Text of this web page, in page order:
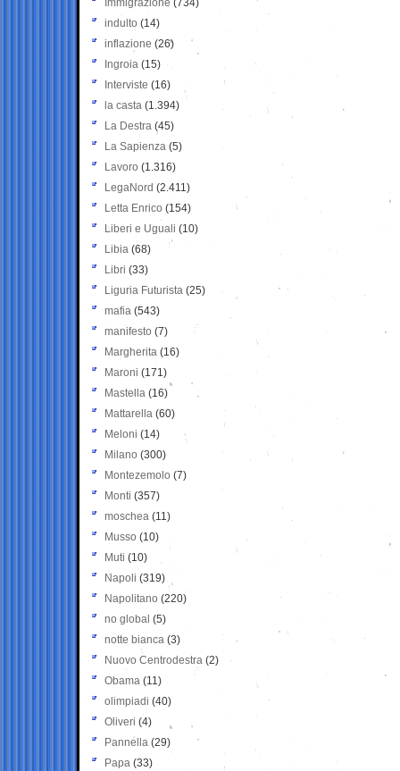
Immigrazione (734)
indulto (14)
inflazione (26)
Ingroia (15)
Interviste (16)
la casta (1.394)
La Destra (45)
La Sapienza (5)
Lavoro (1.316)
LegaNord (2.411)
Letta Enrico (154)
Liberi e Uguali (10)
Libia (68)
Libri (33)
Liguria Futurista (25)
mafia (543)
manifesto (7)
Margherita (16)
Maroni (171)
Mastella (16)
Mattarella (60)
Meloni (14)
Milano (300)
Montezemolo (7)
Monti (357)
moschea (11)
Musso (10)
Muti (10)
Napoli (319)
Napolitano (220)
no global (5)
notte bianca (3)
Nuovo Centrodestra (2)
Obama (11)
olimpiadi (40)
Oliveri (4)
Pannella (29)
Papa (33)